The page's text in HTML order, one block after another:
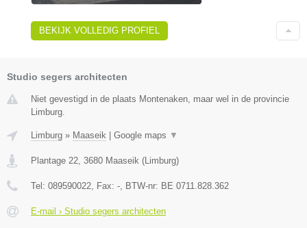
BEKIJK VOLLEDIG PROFIEL
Studio segers architecten
Niet gevestigd in de plaats Montenaken, maar wel in de provincie
Limburg.
Limburg » Maaseik Google maps ▼
Plantage 22, 3680 Maaseik (Limburg)
Tel: 089590022, Fax: -, BTW-nr: BE 0711.828.362
E-mail › Studio segers architecten